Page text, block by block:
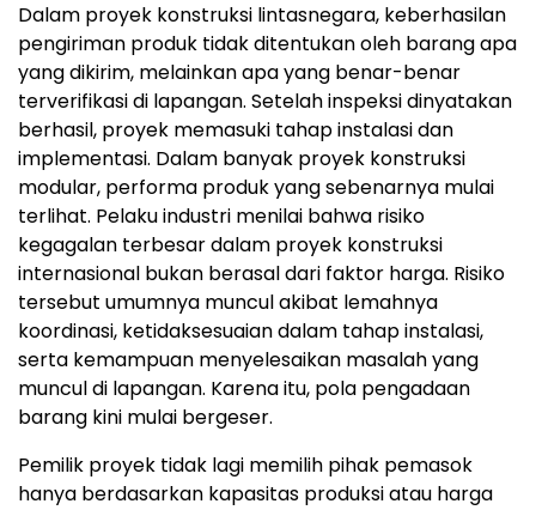
Dalam proyek konstruksi lintasnegara, keberhasilan
pengiriman produk tidak ditentukan oleh barang apa
yang dikirim, melainkan apa yang benar-benar
terverifikasi di lapangan. Setelah inspeksi dinyatakan
berhasil, proyek memasuki tahap instalasi dan
implementasi. Dalam banyak proyek konstruksi
modular, performa produk yang sebenarnya mulai
terlihat. Pelaku industri menilai bahwa risiko
kegagalan terbesar dalam proyek konstruksi
internasional bukan berasal dari faktor harga. Risiko
tersebut umumnya muncul akibat lemahnya
koordinasi, ketidaksesuaian dalam tahap instalasi,
serta kemampuan menyelesaikan masalah yang
muncul di lapangan. Karena itu, pola pengadaan
barang kini mulai bergeser.
Pemilik proyek tidak lagi memilih pihak pemasok
hanya berdasarkan kapasitas produksi atau harga